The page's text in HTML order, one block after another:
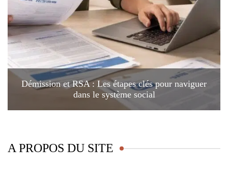
Démission et RSA : Les étapes clés pour naviguer
dans le système social
A PROPOS DU SITE